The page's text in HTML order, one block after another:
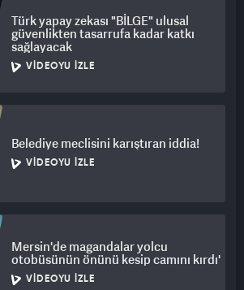
Türk yapay zekası "BİLGE" ulusal
güvenlikten tasarrufa kadar katkı
sağlayacak
VIDEOYU İZLE
Belediye meclisini karıştıran iddia!
VIDEOYU İZLE
Mersin'de magandalar yolcu
otobüsünün önünü kesip camını kırdı'
VIDEOYU İZLE